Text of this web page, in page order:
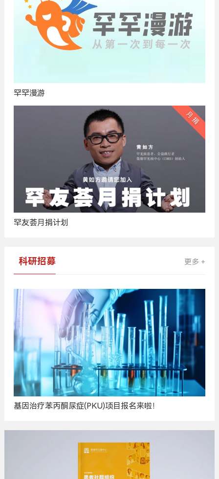
罕罕漫游
罕友荟月捐计划
科研招募 更多 +
基因治疗苯丙酮尿症(PKU)项目报名来啦！
广